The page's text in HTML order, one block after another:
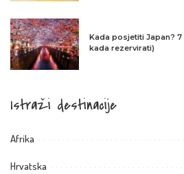
Kada posjetiti Japan?
kada rezervirati)
Istraži destinacije
Afrika
Hrvatska